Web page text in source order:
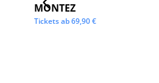
MONTEZ
Tickets ab69,90€